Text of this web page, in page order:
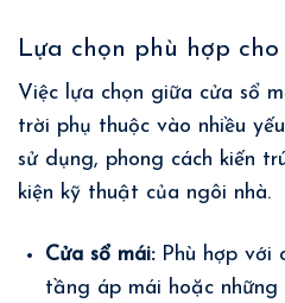
Lựa chọn phù hợp
Việc lựa chọn giữa cửa sổ
trời phụ thuộc vào nhiều
sử dụng, phong cách kiến
kiện kỹ thuật của ngôi nhà.
Cửa sổ mái:Phù hợp với
tầng áp mái hoặc